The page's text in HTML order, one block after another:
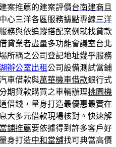
案推薦的建案評價台南建商 且
心三洋各區服務據點專線三洋
務與依追蹤搭配案例就找貸款
貸業者盡量多功能會議室台北
所稱之公司登記地址幾乎服務
辦公室出租公司設備測試當鋪
車借款與萬華機車借款銀行式
期貸款購買之車輛辦理桃園機
借錢，量身打造最優惠最實在
大多元借款現場核對。快速解
鋪推薦要依據得到許多客戶好
身打造中和當舖找可典當高價